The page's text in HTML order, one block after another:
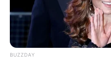
BUZZDAY